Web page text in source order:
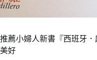
推薦小婦人新書『西班牙
美好